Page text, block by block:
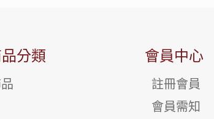
分類 會員中心
註冊會員
會員需知